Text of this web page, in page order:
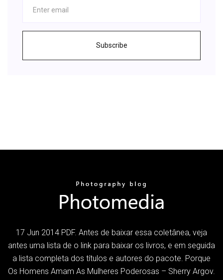
Subscribe
17 Jun 2014 PDF. Antes de baixar essa coletânea, veja
antes uma lista de o link para baixar os livros, e em seguida
a lista completa dos títulos e autores do pacote. Porque
Os Homens Amam As Mulheres Poderosas – Sherry Argov.